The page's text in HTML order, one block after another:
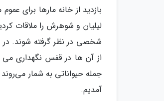
لیلیان و شوهرش را ملاقات
شخصی در نظر گرفته شوند. در
از آن ها در قفس نگهداری
آمدیم.